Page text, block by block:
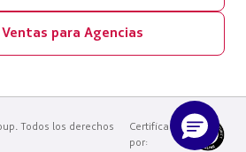
Ventas para Agencias
Todos los derechos
Certificado
por: